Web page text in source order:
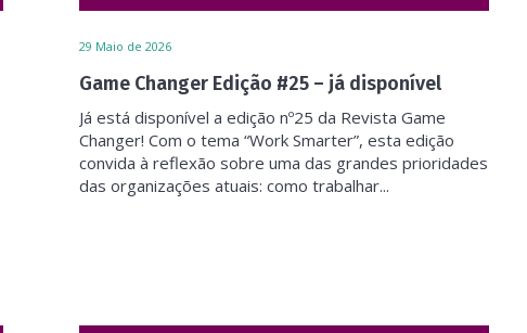
29 Maio de 2026
Game Changer Edição #25 – já disponível
Já está disponível a edição nº25 da Revista Game
Changer! Com o tema “Work Smarter”, esta edição
convida à reflexão sobre uma das grandes prioridades
das organizações atuais: como trabalhar...